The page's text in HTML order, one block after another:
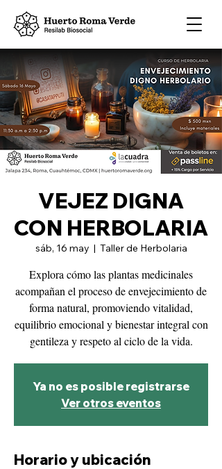
VEJEZ DIGNA
CON HERBOLARIA
sáb, 16 may
  |
Taller de Herbolaria
Explora cómo las plantas medicinales
acompañan el proceso de envejecimiento de
forma natural, promoviendo vitalidad,
equilibrio emocional y bienestar integral con
gentileza y respeto al ciclo de la vida.
Ya no es posible registrarse
Ver otros eventos
Horario y ubicación